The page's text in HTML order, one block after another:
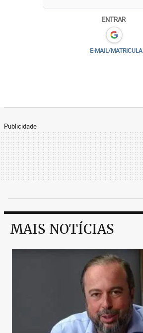
ENTRAR
E-MAIL/MATRICULA
Publicidade
MAIS NOTÍCIAS